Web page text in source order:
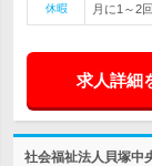
休暇
月に1～2
求人詳細
社会福祉法人貝塚中